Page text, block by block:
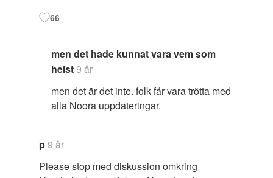
66
men det hade kunnat vara vem som
helst9 år
men det är det inte. folk får vara trötta med
alla Noora uppdateringar.
p9 år
Please stop med diskussion omkring